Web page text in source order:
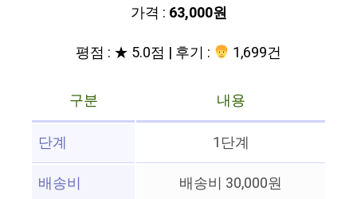
가격 : 63,000원
평점 : ★ 5.0점 | 후기 :
1,699건
구분
내용
단계
1단계
배송비
배송비 30,000원